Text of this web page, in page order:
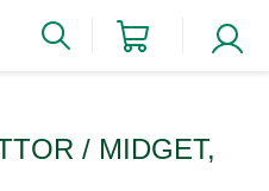
/ MIDGET,